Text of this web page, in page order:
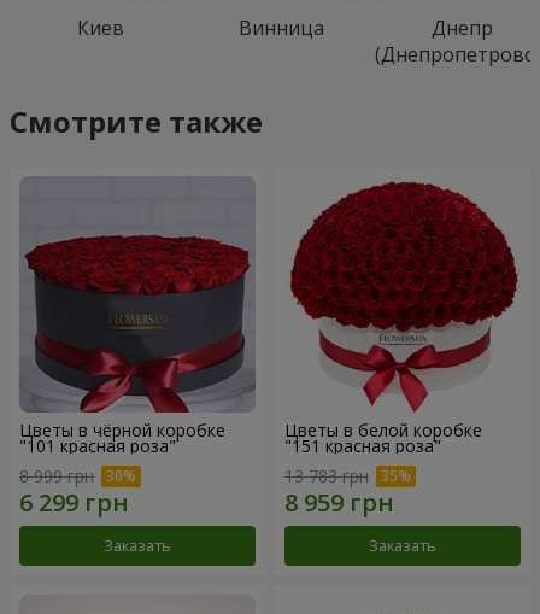
Киев Винница
Днепр
Смотрите также
Цветы в чёрной коробке
"101 красная роза"
8 999 грн
Заказать
Цветы в белой коробке
"151 красная роза"
13 783 грн
Заказать